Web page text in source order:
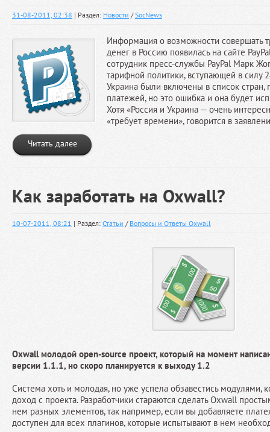
31-08-2011, 02:38 | Раздел: Новости /SocNews
Информация о возможности совершать
денег в Россию появилась на сайте
сотрудник пресс-службы PayPal Марк
тарифной политики, вступающей в силу
Украина были включены в список стран,
платежей, но это ошибка и она будет
Хотя «Россия и Украина — очень
«требует времени», говорится в
Читать далее
Как заработать на Oxwall?
10-07-2011, 08:21 | Раздел: Статьи / Вопросы и Ответы Oxwall
Oxwall молодой open-source проект, который на момент
версии 1.1.1, но скоро планируется к выходу 1.2
Система хоть и молодая, но уже успела обзавестись модулями,
доход с проекта. Разработчики стараются сделать Oxwall
нем разных элементов, так например, если вы добавляете
доступен для всех плагинов, которые испытывают в нем